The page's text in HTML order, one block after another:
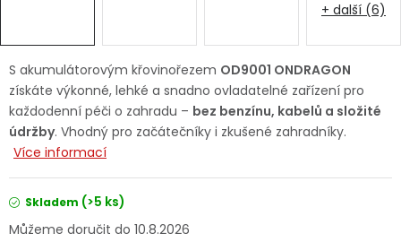
Jaký je aktuální stav mé objednávky?
Servis nářadí Hodnocení obchodu
S akumulátorovým křovinořezem OD9001 ONDRAGON
získáte výkonné, lehké a snadno ovladatelné zařízení pro
každodenní péči o zahradu – bez benzínu, kabelů a složité
údržby. Vhodný pro začátečníky i zkušené zahradníky.
Více informací
Skladem (>5 ks)
10.8.2026
+ další (6)